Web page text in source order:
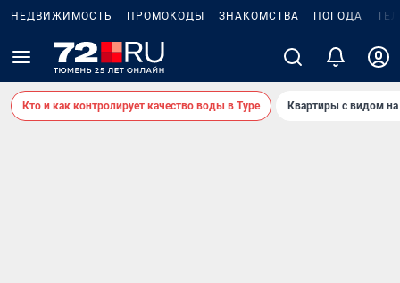
НЕДВИЖИМОСТЬ ПРОМОКОДЫ ЗНАКОМСТВА ПОГОДА
Кто и как контролирует качество воды в Туре Квартиры с видом на